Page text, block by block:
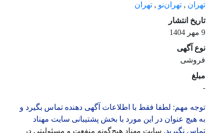
تهران , تهران‌نو , تهران
تاریخ انتشار
9 مهر 1404
نوع آگهی
فروشی
مبلغ
-
توجه مهم: لطفا فقط با اطلاعات آگهی دهنده تماس بگیرد و
به هیچ عنوان در این مورد با بخش پشتیبانی سایت مهناد
تماس نگیرید. سایت مهناد هیچ‌گونه منفعت و مسئولیتی در